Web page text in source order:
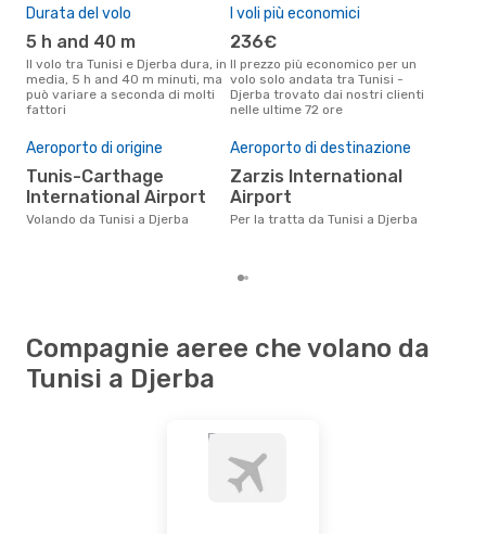
Durata del volo
5 h and 40 m
Il volo tra Tunisi e Djerba dura, in
media, 5 h and 40 m minuti, ma
può variare a seconda di molti
fattori
I voli più economici
236€
Il prezzo più economico per un
volo solo andata tra Tunisi -
Djerba trovato dai nostri clienti
nelle ultime 72 ore
Aeroporto di origine
Tunis-Carthage
International Airport
Volando da Tunisi a Djerba
Aeroporto di destinazione
Zarzis International
Airport
Per la tratta da Tunisi a Djerba
Compagnie aeree che volano da
Tunisi a Djerba